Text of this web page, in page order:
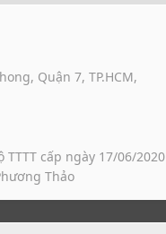
Quận 7, TP.HCM,
TTTT cấp ngày 17/06/2020
Thảo